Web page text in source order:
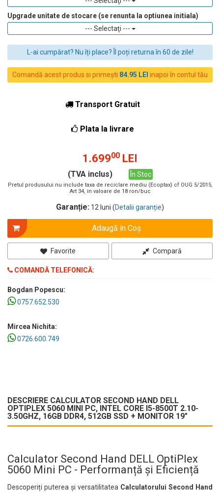
Upgrade unitate de stocare (se renunta la optiunea initiala)
--- Selectaţi ---
L-ai cumpărat? Nu îți place? Îl poți returna în 60 de zile!
Comandă acest produs si primești 84.95 LEI inapoi în contul tău
Transport Gratuit
Plata la livrare
1.69900 LEI
(TVA inclus) În Stoc
Pretul produsului nu include taxa de reciclare mediu (Ecoptax) cf OUG 5/2015,
Art 34, in valoare de 18 ron/buc
Garanție: 12 luni (Detalii garanție)
Adaugă în Coş
Favorite Compară
COMANDĂ TELEFONICĂ:
Bogdan Popescu:
0757.652.530
Mircea Nichita:
0726.600.749
DESCRIERE CALCULATOR SECOND HAND DELL
OPTIPLEX 5060 MINI PC, INTEL CORE I5-8500T 2.10-
3.50GHZ, 16GB DDR4, 512GB SSD + MONITOR 19"
Calculator Second Hand DELL OptiPlex
5060 Mini PC - Performanță și Eficiență
Descoperiți puterea și versatilitatea Calculatorului Second Hand